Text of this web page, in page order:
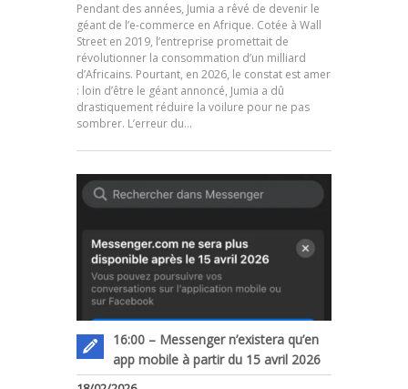
Pendant des années, Jumia a rêvé de devenir le
géant de l’e-commerce en Afrique. Cotée à Wall
Street en 2019, l’entreprise promettait de
révolutionner la consommation d’un milliard
d’Africains. Pourtant, en 2026, le constat est amer
: loin d’être le géant annoncé, Jumia a dû
drastiquement réduire la voilure pour ne pas
sombrer. L’erreur du…
16:00 – Messenger n’existera qu’en
app mobile à partir du 15 avril 2026